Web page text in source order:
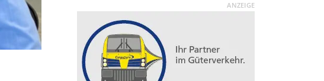
ANZEIGE